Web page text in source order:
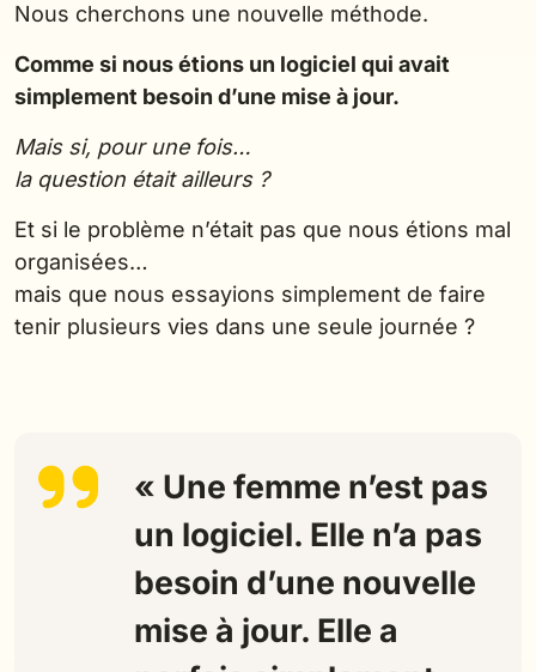
Nous cherchons une nouvelle méthode.
Comme si nous étions un logiciel qui avait
simplement besoin d’une mise à jour.
Mais si, pour une fois…
la question était ailleurs ?
Et si le problème n’était pas que nous étions mal
organisées…
mais que nous essayions simplement de faire
tenir plusieurs vies dans une seule journée ?
« Une femme n’est pas
un logiciel. Elle n’a pas
besoin d’une nouvelle
mise à jour. Elle a